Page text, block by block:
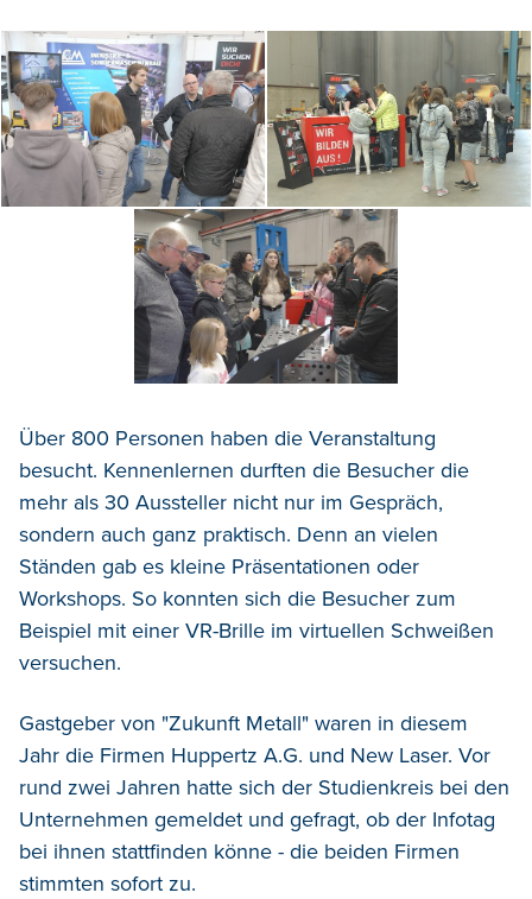
Über 800 Personen haben die Veranstaltung
besucht. Kennenlernen durften die Besucher die
mehr als 30 Aussteller nicht nur im Gespräch,
sondern auch ganz praktisch. Denn an vielen
Ständen gab es kleine Präsentationen oder
Workshops. So konnten sich die Besucher zum
Beispiel mit einer VR-Brille im virtuellen Schweißen
versuchen.
Gastgeber von "Zukunft Metall" waren in diesem
Jahr die Firmen Huppertz A.G. und New Laser. Vor
rund zwei Jahren hatte sich der Studienkreis bei den
Unternehmen gemeldet und gefragt, ob der Infotag
bei ihnen stattfinden könne - die beiden Firmen
stimmten sofort zu.